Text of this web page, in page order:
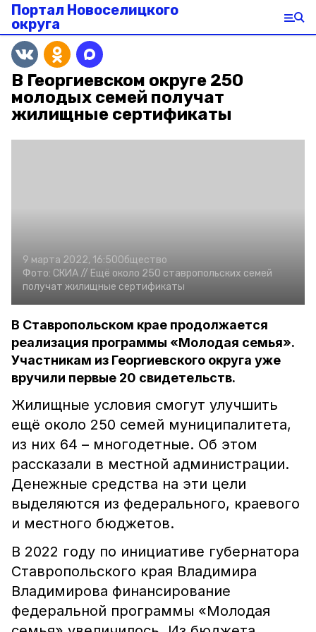
Портал Новоселицкого
округа
В Георгиевском округе 250
молодых семей получат
жилищные сертификаты
9 марта 2022, 16:50Общество
Фото: СКИА // Ещё около 250 ставропольских семей
получат жилищные сертификаты
В Ставропольском крае продолжается
реализация программы «Молодая семья».
Участникам из Георгиевского округа уже
вручили первые 20 свидетельств.
Жилищные условия смогут улучшить
ещё около 250 семей муниципалитета,
из них 64 – многодетные. Об этом
рассказали в местной администрации.
Денежные средства на эти цели
выделяются из федерального, краевого
и местного бюджетов.
В 2022 году по инициативе губернатора
Ставропольского края Владимира
Владимирова финансирование
федеральной программы «Молодая